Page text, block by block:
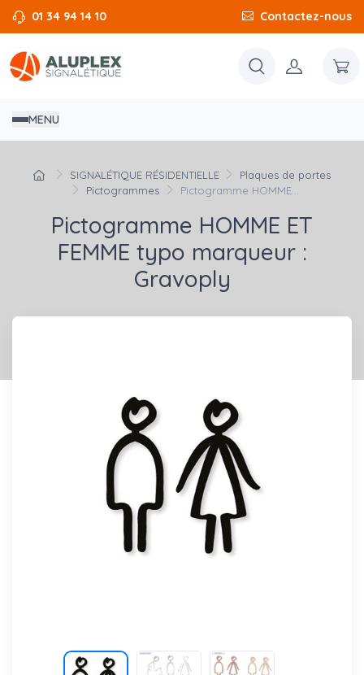
01 34 94 14 10 Contactez-nous
MENU
SIGNALÉTIQUE RÉSIDENTIELLE
Plaques de portes
Pictogrammes
Pictogramme HOMME...
Pictogramme HOMME ET
FEMME typo marqueur :
Gravoply